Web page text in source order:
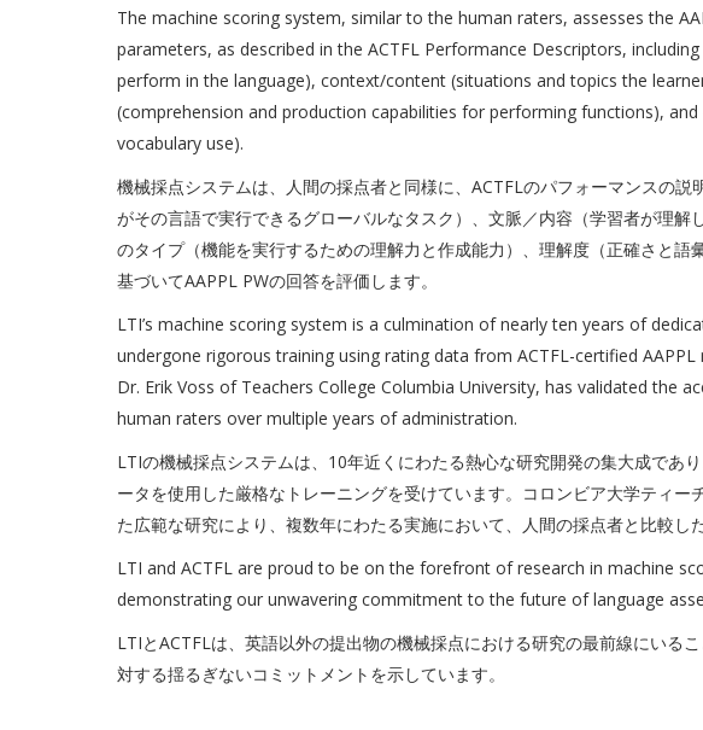
The machine scoring system, similar to the human raters, assesses the
parameters, as described in the ACTFL Performance Descriptors,
perform in the language), context/content (situations and topics the
(comprehension and production capabilities for performing functions), and
vocabulary use).
機械採点システムは、人間の採点者と同様に、ACTFLのパフォーマンスの
がその言語で実行できるグローバルなタスク）、文脈／内容（学習者が理解
のタイプ（機能を実行するための理解力と作成能力）、理解度（正確さと語
基づいてAAPPL PWの回答を評価します。
LTI’s machine scoring system is a culmination of nearly ten years of
undergone rigorous training using rating data from ACTFL-certified
Dr. Erik Voss of Teachers College Columbia University, has validated the
human raters over multiple years of administration.
LTIの機械採点システムは、10年近くにわたる熱心な研究開発の集大成であ
ータを使用した厳格なトレーニングを受けています。コロンビア大学ティー
た広範な研究により、複数年にわたる実施において、人間の採点者と比較し
LTI and ACTFL are proud to be on the forefront of research in machine
demonstrating our unwavering commitment to the future of language
LTIとACTFLは、英語以外の提出物の機械採点における研究の最前線にいる
対する揺るぎないコミットメントを示しています。